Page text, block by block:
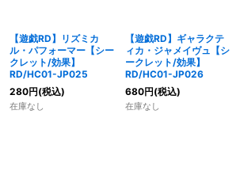
【遊戯RD】リズミカ
ル・パフォーマー【シー
クレット/効果】
RD/HC01-JP025
280円(税込)
在庫なし
【遊戯RD】ギャラクテ
ィカ・ジャメイヴュ【シ
ークレット/効果】
RD/HC01-JP026
680円(税込)
在庫なし